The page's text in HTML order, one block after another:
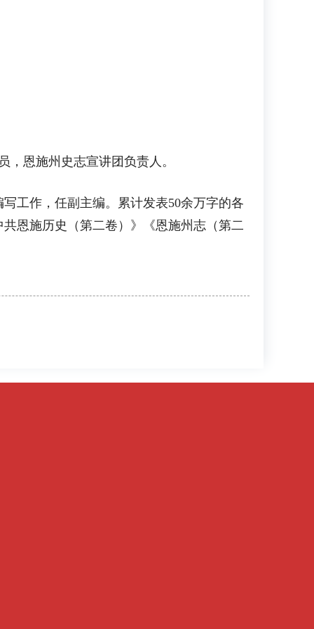
恩施州史志宣讲团负责人。
作，任副主编。累计发表50余万字的各
恩施历史（第二卷）》《恩施州志（第二